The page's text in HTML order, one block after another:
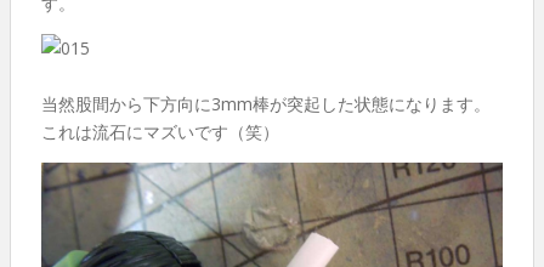
当然股間から下方向に3mm棒が突起した状態になります。
これは流石にマズいです（笑）